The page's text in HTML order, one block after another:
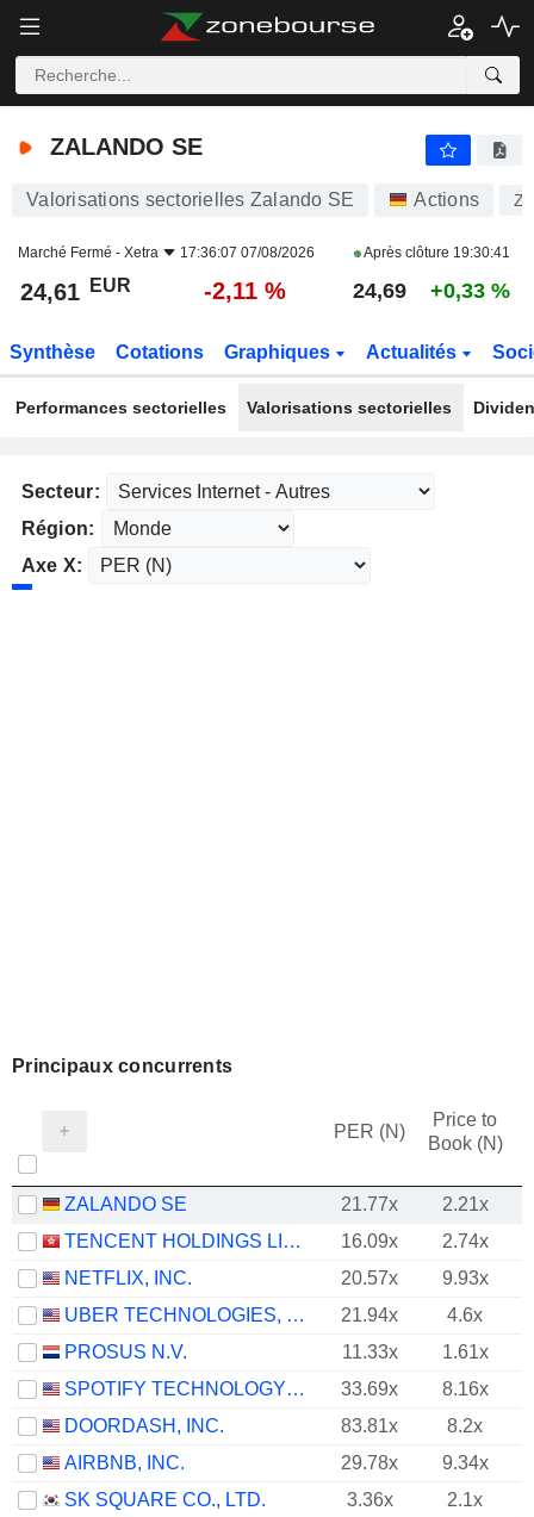
ZALANDO SE
ZALANDO SE
Valorisations sectorielles Zalando SE Actions
Marché Fermé - Xetra 17:36:07 07/08/2026 Après clôture 19:30:41
24,61 EUR -2,11 % 24,69 +0,33 %
Synthèse Cotations Graphiques Actualités
Performances sectorielles Valorisations sectorielles
Secteur:
Région:
Axe X:
Principaux concurrents
PER (N)
Price to
Book (N)
ZALANDO SE 21.77x
2.21x
TENCENT HOLDINGS LIMITED
16.09x
2.74x
NETFLIX, INC.
20.57x
9.93x
UBER TECHNOLOGIES, INC.
21.94x
4.6x
PROSUS N.V.
11.33x
1.61x
SPOTIFY TECHNOLOGY S.A.
33.69x
8.16x
DOORDASH, INC.
83.81x
8.2x
AIRBNB, INC.
29.78x
9.34x
SK SQUARE CO., LTD.
3.36x
2.1x